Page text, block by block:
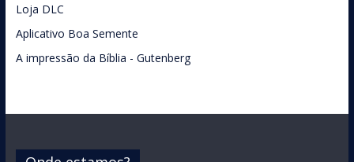
Loja DLC
Aplicativo Boa Semente
A impressão da Bíblia - Gutenberg